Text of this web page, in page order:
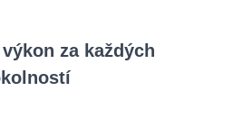
za každých